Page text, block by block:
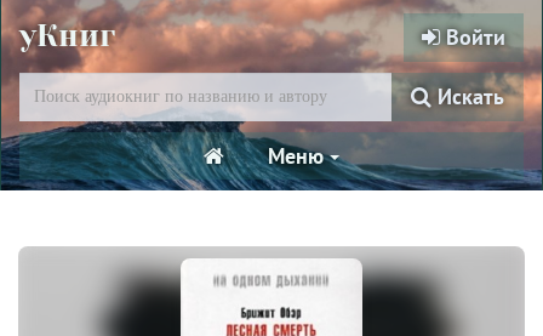
уКниг Войти
Искать
Меню